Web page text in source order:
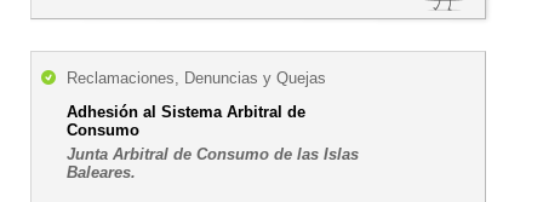
Reclamaciones, Denuncias y Quejas
Adhesión al Sistema Arbitral de
Consumo
Junta Arbitral de Consumo de las Islas
Baleares.